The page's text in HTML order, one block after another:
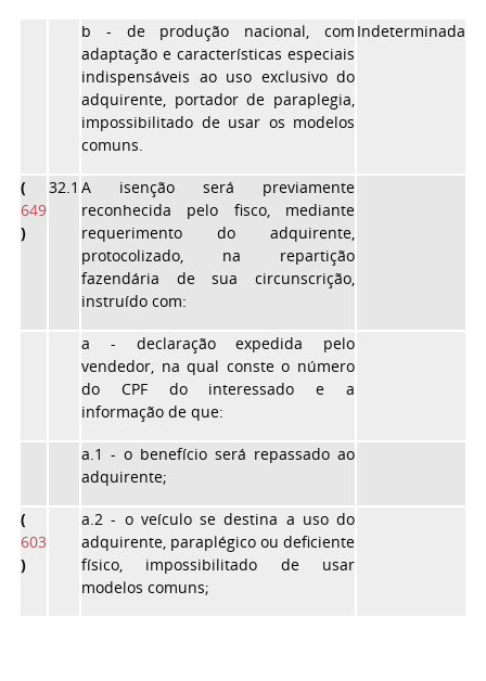
b - de produção nacional, com
adaptação e características especiais
indispensáveis ao uso exclusivo do
adquirente, portador de paraplegia,
impossibilitado de usar os modelos
comuns.
Indeterminada
(
649
)
32.1 A isenção será previamente
reconhecida pelo fisco, mediante
requerimento do adquirente,
protocolizado, na repartição
fazendária de sua circunscrição,
instruído com:
a - declaração expedida pelo
vendedor, na qual conste o número
do CPF do interessado e a
informação de que:
a.1 - o benefício será repassado ao
adquirente;
(
603
)
a.2 - o veículo se destina a uso do
adquirente, paraplégico ou deficiente
físico, impossibilitado de usar
modelos comuns;